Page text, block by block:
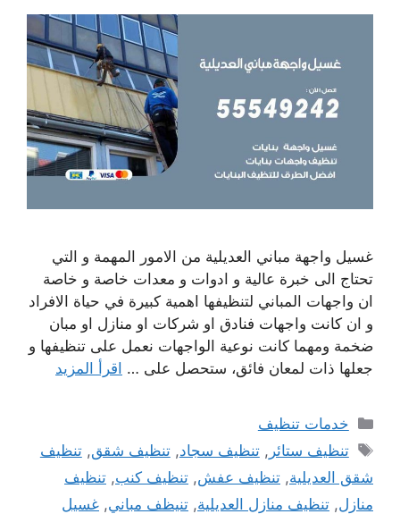
غسيل واجهة مباني العديلية من الامور المهمة و التي
تحتاج الى خبرة عالية و ادوات و معدات خاصة و خاصة
ان واجهات المباني لتنظيفها اهمية كبيرة في حياة الافراد
و ان كانت واجهات فنادق او شركات او منازل او مبان
ضخمة ومهما كانت نوعية الواجهات نعمل على تنظيفها و
جعلها ذات لمعان فائق، ستحصل على … اقرأ المزيد
التصنيفات
خدمات تنظيف
الوسوم
تنظيف ستائر ,تنظيف سجاد,تنظيف شقق,تنظيف
شقق العديلية, تنظيف عفش, تنظيف كنب, تنظيف
منازل, تنظيف منازل العديلية, تنيظف مباني, غسيل